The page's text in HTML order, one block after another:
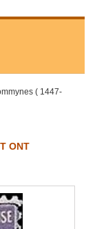
( 1447-
ONT